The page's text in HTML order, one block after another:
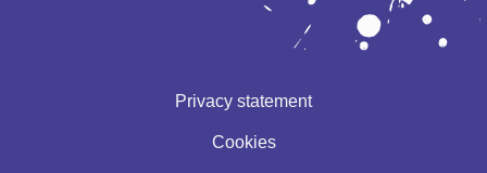
Privacy statement
Cookies